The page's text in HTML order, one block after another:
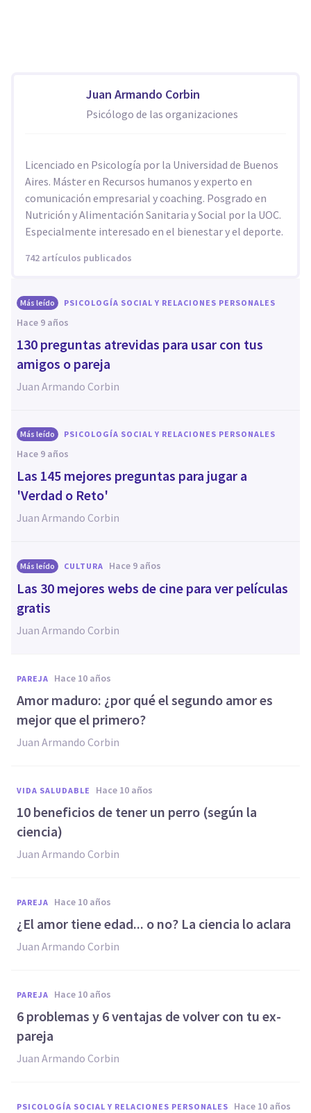
Juan Armando Corbin
Psicólogo de las organizaciones
Licenciado en Psicología por la Universidad de Buenos
Aires. Máster en Recursos humanos y experto en
comunicación empresarial y coaching. Posgrado en
Nutrición y Alimentación Sanitaria y Social por la UOC.
Especialmente interesado en el bienestar y el deporte.
742 artículos publicados
Más leído PSICOLOGÍA SOCIAL Y RELACIONES PERSONALES
hace 9 años
130 preguntas atrevidas para usar con tus
amigos o pareja
Juan Armando Corbin
Más leído PSICOLOGÍA SOCIAL Y RELACIONES PERSONALES
hace 9 años
Las 145 mejores preguntas para jugar a
'Verdad o Reto'
Juan Armando Corbin
Más leído CULTURA hace 9 años
Las 30 mejores webs de cine para ver películas
gratis
Juan Armando Corbin
PAREJA hace 10 años
​Amor maduro: ¿por qué el segundo amor es
mejor que el primero?
Juan Armando Corbin
VIDA SALUDABLE hace 10 años
​10 beneficios de tener un perro (según la
ciencia)
Juan Armando Corbin
PAREJA hace 10 años
​¿El amor tiene edad... o no? La ciencia lo aclara
Juan Armando Corbin
PAREJA hace 10 años
​6 problemas y 6 ventajas de volver con tu ex-
pareja
Juan Armando Corbin
PSICOLOGÍA SOCIAL Y RELACIONES PERSONALES hace 10 años